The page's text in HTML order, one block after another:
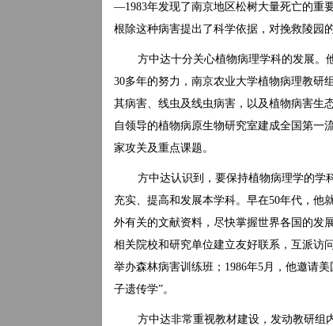
—1983年发现了南京地区松树大量死亡的重
根除这种病害提出了科学依据，对挽救陵园
方中达十分关心植物病理学科的发展。
30多年的努力，南京农业大学植物病理教研
其病害、线虫及线虫病害，以及植物病害生
自领导的植物病原生物研究室建成全国第一
家攻关及重点课题。
方中达认识到，要保持植物病理学的学
充实、提高和发展本学科。早在50年代，他
外有关的文献资料，尽快掌握世界各国的发
相关院校和研究单位建立友好联系，互派访
举办森林病害训练班；1986年5月，他邀请
子遗传学”。
方中达非常重视教材建设，发动教研组